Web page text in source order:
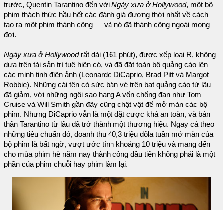
trước, Quentin Tarantino đến với Ngày xưa ở Hollywood, một bộ
phim thách thức hầu hết các đánh giá đương thời nhất về cách
tạo ra một phim thành công — và nó đã thành công ngoài mong
đợi.
Ngày xưa ở Hollywoodrất dài (161 phút), được xếp loại R, không
dựa trên tài sản trí tuệ hiện có, và đã đặt toàn bộ quảng cáo lên
các minh tinh điện ảnh (Leonardo DiCaprio, Brad Pitt và Margot
Robbie). Những cái tên có sức bán vé trên bạt quảng cáo từ lâu
đã giảm, với những ngôi sao hạng A vốn chống đạn như Tom
Cruise và Will Smith gần đây cũng chật vật để mở màn các bộ
phim. Nhưng DiCaprio vẫn là một đặt cược khá an toàn, và bản
thân Tarantino từ lâu đã trở thành một thương hiệu. Ngay cả theo
những tiêu chuẩn đó, doanh thu 40,3 triệu đôla tuần mở màn của
bộ phim là bất ngờ, vượt ước tính khoảng 10 triệu và mang đến
cho mùa phim hè năm nay thành công đầu tiên không phải là một
phần của phim chuỗi hay phim làm lại.